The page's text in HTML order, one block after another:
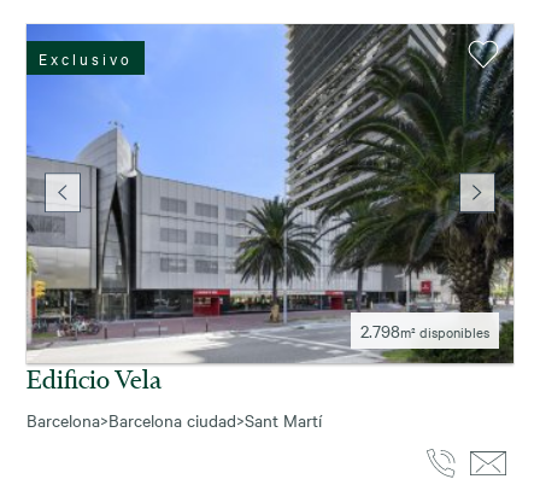
2.798m² disponibles
Exclusivo
Edificio Vela
Barcelona>Barcelona ciudad>Sant Martí